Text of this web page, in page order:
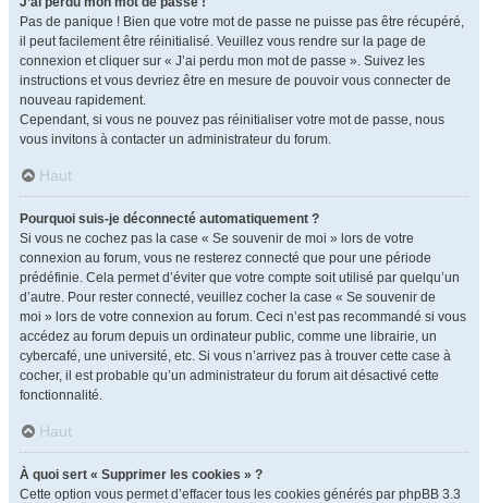
Pas de panique ! Bien que votre mot de passe ne puisse pas être récupéré,
il peut facilement être réinitialisé. Veuillez vous rendre sur la page de
connexion et cliquer sur « J’ai perdu mon mot de passe ». Suivez les
instructions et vous devriez être en mesure de pouvoir vous connecter de
nouveau rapidement.
Cependant, si vous ne pouvez pas réinitialiser votre mot de passe, nous
vous invitons à contacter un administrateur du forum.
Haut
Pourquoi suis-je déconnecté automatiquement ?
Si vous ne cochez pas la case « Se souvenir de moi » lors de votre
connexion au forum, vous ne resterez connecté que pour une période
prédéfinie. Cela permet d’éviter que votre compte soit utilisé par quelqu’un
d’autre. Pour rester connecté, veuillez cocher la case « Se souvenir de
moi » lors de votre connexion au forum. Ceci n’est pas recommandé si vous
accédez au forum depuis un ordinateur public, comme une librairie, un
cybercafé, une université, etc. Si vous n’arrivez pas à trouver cette case à
cocher, il est probable qu’un administrateur du forum ait désactivé cette
fonctionnalité.
Haut
À quoi sert « Supprimer les cookies » ?
Cette option vous permet d’effacer tous les cookies générés par phpBB 3.3